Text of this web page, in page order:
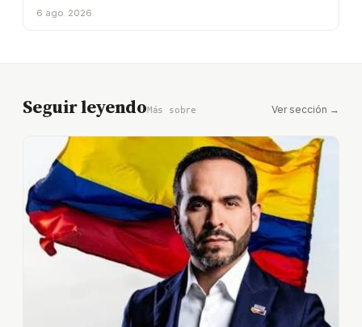
6 ago. 2026
Seguir leyendoMás sobre Ver sección →